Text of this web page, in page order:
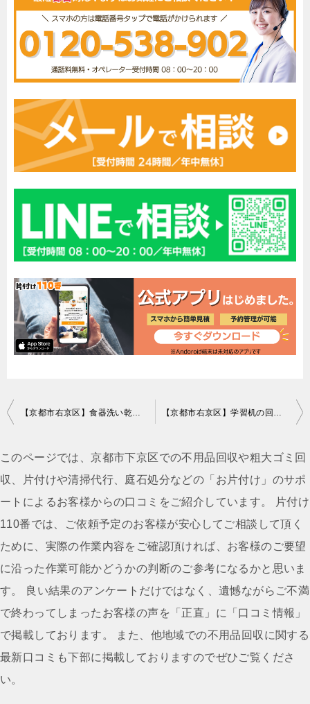
投
ナ
ビ
ゲ
ー
シ
ョ
ン
【京都市右京区】食器洗い乾燥機、アンプ、電動のこぎり等の回収 【京都市右京区】学習机の回収・処分 お客様の声
このページでは、京都市下京区での不用品回収や粗大ゴミ回
収、片付けや清掃代行、庭石処分などの「お片付け」のサポ
ートによるお客様からの口コミをご紹介しています。 片付け
110番では、ご依頼予定のお客様が安心してご相談して頂く
ために、実際の作業内容をご確認頂ければ、お客様のご要望
に沿った作業可能かどうかの判断のご参考になるかと思いま
す。 良い結果のアンケートだけではなく、遺憾ながらご不満
で終わってしまったお客様の声を「正直」に「口コミ情報」
で掲載しております。 また、他地域での不用品回収に関する
最新口コミも下部に掲載しておりますのでぜひご覧くださ
い。